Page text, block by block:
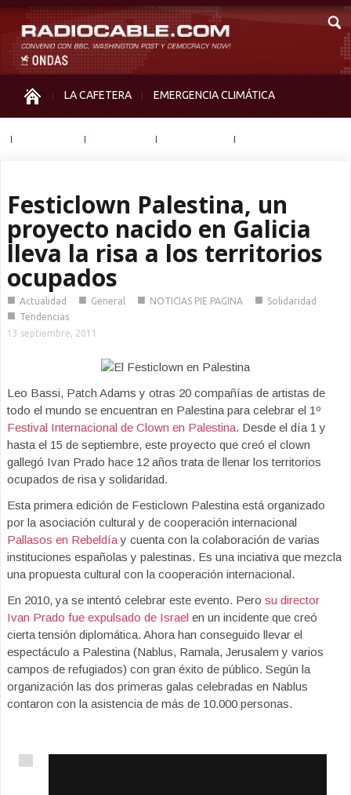
LA CAFETERA EMERGENCIA CLIMÁTICA
Festiclown Palestina, un
proyecto nacido en Galicia
lleva la risa a los territorios
ocupados
■ Actualidad ■ General ■ NOTICIAS PIE PAGINA ■ Solidaridad
■ Tendencias
13 septiembre, 2011
Leo Bassi, Patch Adams y otras 20 compañías de artistas de
todo el mundo se encuentran en Palestina para celebrar el 1º
Festival Internacional de Clown en Palestina. Desde el día 1 y
hasta el 15 de septiembre, este proyecto que creó el clown
gallegó Ivan Prado hace 12 años trata de llenar los territorios
ocupados de risa y solidaridad.
Esta primera edición de Festiclown Palestina está organizado
por la asociación cultural y de cooperación internacional
Pallasos en Rebeldíay cuenta con la colaboración de varias
instituciones españolas y palestinas. Es una inciativa que mezcla
una propuesta cultural con la cooperación internacional.
En 2010, ya se intentó celebrar este evento. Pero su director
Ivan Prado fue expulsado de Israel en un incidente que creó
cierta tensión diplomática. Ahora han conseguido llevar el
espectáculo a Palestina (Nablus, Ramala, Jerusalem y varios
campos de refugiados) con gran éxito de público. Según la
organización las dos primeras galas celebradas en Nablus
contaron con la asistencia de más de 10.000 personas.